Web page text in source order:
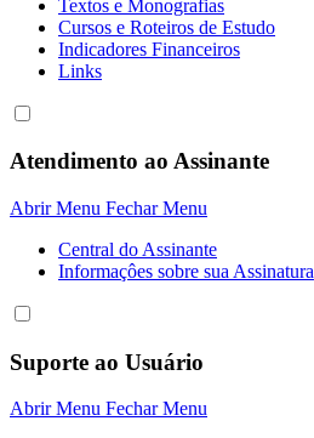
Textos e Monografias
Cursos e Roteiros de Estudo
Indicadores Financeiros
Links
Atendimento ao Assinante
Abrir Menu Fechar Menu
Central do Assinante
Informaçôes sobre sua Assinatura
Suporte ao Usuário
Abrir Menu Fechar Menu